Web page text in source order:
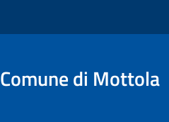
Comune di Mottola